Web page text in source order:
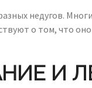
недугов.
о том, что
И